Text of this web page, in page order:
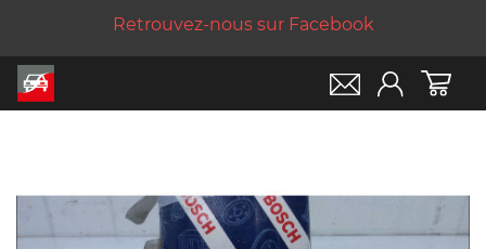
Retrouvez-nous sur Facebook